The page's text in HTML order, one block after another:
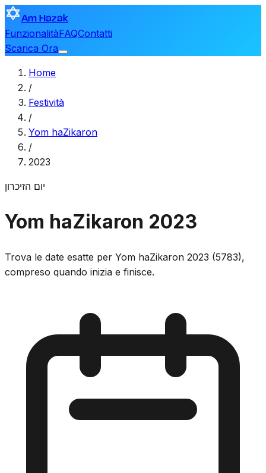
Am Hazak
FunzionalitàFAQContatti
Scarica Ora
Home
/
Festività
/
Yom haZikaron
/
2023
יום הזיכרון
Yom haZikaron 2023
Trova le date esatte per Yom haZikaron 2023 (5783),
compreso quando inizia e finisce.